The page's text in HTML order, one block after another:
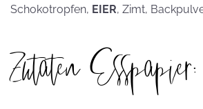
Schokotropfen, EIER, Zimt,
Zutaten Esspapier: